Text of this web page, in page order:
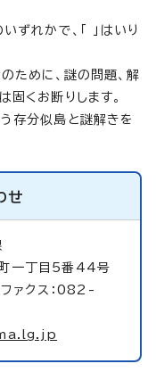
ずれかで、「 」はいり
ために、謎の問題、解
固くお断りします。
存分似島と謎解きを
せ
一丁目5番44号
ァクス：082-